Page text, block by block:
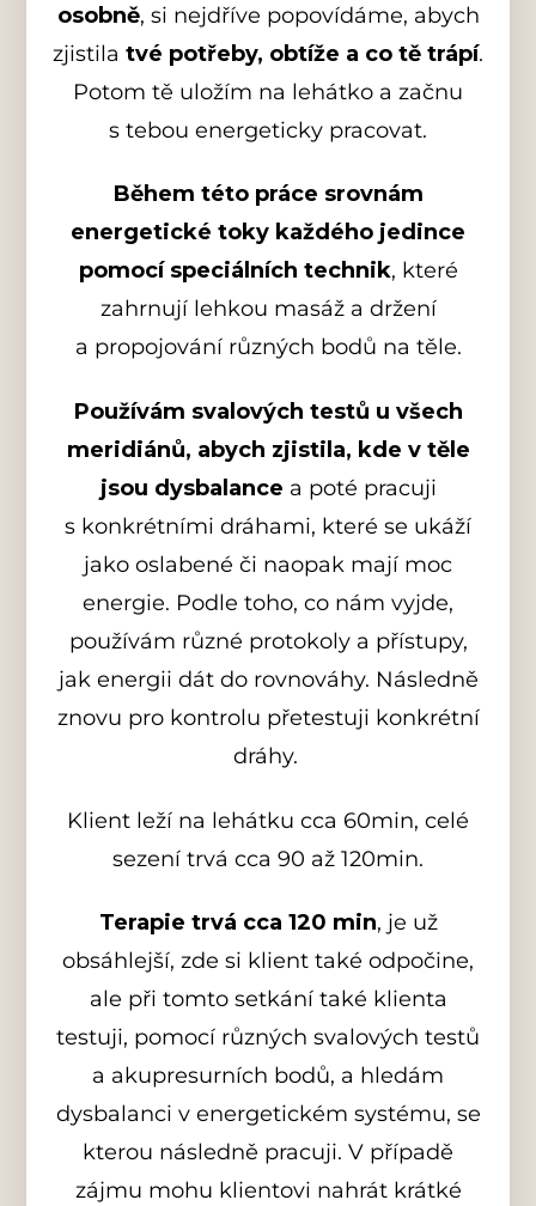
osobně, si nejdříve popovídáme, abych
zjistila tvé potřeby, obtíže a co tě trápí.
Potom tě uložím na lehátko a začnu
s tebou energeticky pracovat.
Během této práce srovnám
energetické toky každého jedince
pomocí speciálních technik, které
zahrnují lehkou masáž a držení
a propojování různých bodů na těle.
Používám svalových testů u všech
meridiánů, abych zjistila, kde v těle
jsou dysbalance a poté pracuji
s konkrétními dráhami, které se ukáží
jako oslabené či naopak mají moc
energie. Podle toho, co nám vyjde,
používám různé protokoly a přístupy,
jak energii dát do rovnováhy. Následně
znovu pro kontrolu přetestuji konkrétní
dráhy.
Klient leží na lehátku cca 60min, celé
sezení trvá cca 90 až 120min.
Terapie trvá cca 120 min, je už
obsáhlejší, zde si klient také odpočine,
ale při tomto setkání také klienta
testuji, pomocí různých svalových testů
a akupresurních bodů, a hledám
dysbalanci v energetickém systému, se
kterou následně pracuji. V případě
zájmu mohu klientovi nahrát krátké